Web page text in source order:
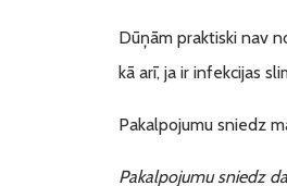
Dūņām praktiski nav
kā arī, ja ir infekcijas
Pakalpojumu sniedz
Pakalpojumu sniedz